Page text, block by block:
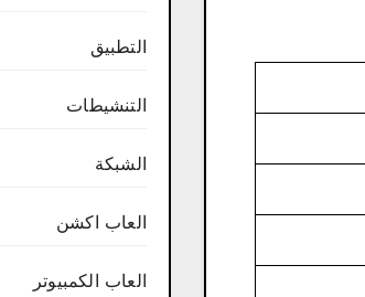
التطبيق
التنشيطات
الشبكة
العاب اكشن
العاب الكمبيوتر